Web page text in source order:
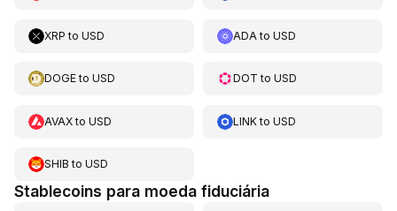
XRP to USD ADA toUSD
DOGEto USD DOT toUSD
AVAXto USD LINKtoUSD
SHIB to USD
Stablecoins para moeda fiduciária